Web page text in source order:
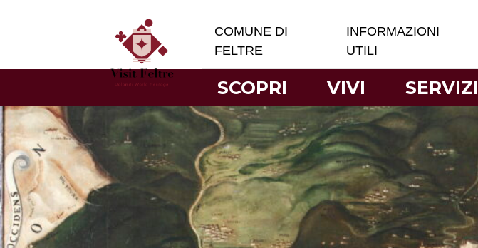
COMUNE DI
FELTRE
INFORMAZIONI
UTILI
SCOPRI VIVI SERVIZI